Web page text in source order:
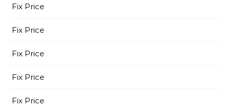
Fix Price
Fix Price
Fix Price
Fix Price
Fix Price